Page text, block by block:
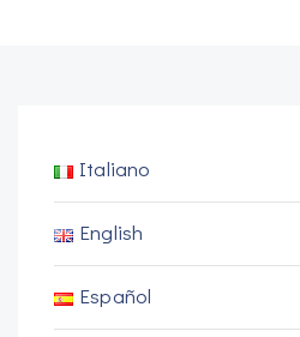
Italiano
English
Español